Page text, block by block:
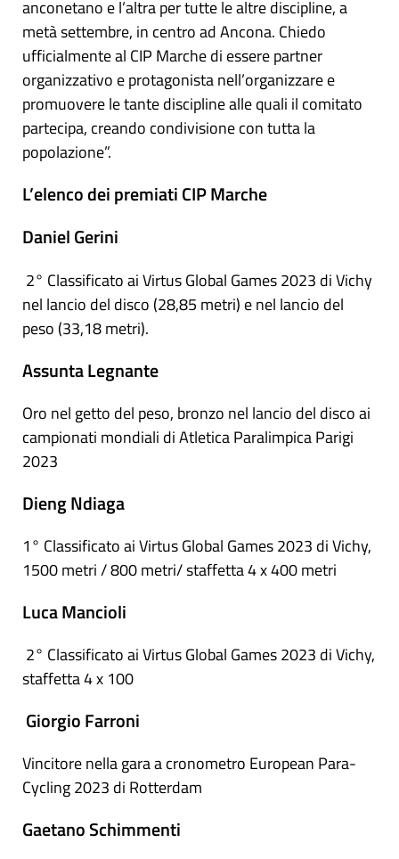
anconetano e l’altra per tutte le altre discipline, a
metà settembre, in centro ad Ancona. Chiedo
ufficialmente al CIP Marche di essere partner
organizzativo e protagonista nell’organizzare e
promuovere le tante discipline alle quali il comitato
partecipa, creando condivisione con tutta la
popolazione”.
L’elenco dei premiati CIP Marche
Daniel Gerini
2° Classificato ai Virtus Global Games 2023 di Vichy
nel lancio del disco (28,85 metri) e nel lancio del
peso (33,18 metri).
Assunta Legnante
Oro nel getto del peso, bronzo nel lancio del disco ai
campionati mondiali di Atletica Paralimpica Parigi
2023
Dieng Ndiaga
1° Classificato ai Virtus Global Games 2023 di Vichy,
1500 metri / 800 metri/ staffetta 4 x 400 metri
Luca Mancioli
2° Classificato ai Virtus Global Games 2023 di Vichy,
staffetta 4 x 100
Giorgio Farroni
Vincitore nella gara a cronometro European Para-
Cycling 2023 di Rotterdam
Gaetano Schimmenti